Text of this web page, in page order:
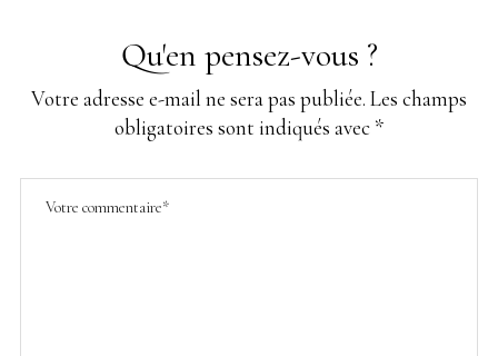
Qu'en pensez-vous ?
Votre adresse e-mail ne sera pas publiée. Les champs
obligatoires sont indiqués avec *